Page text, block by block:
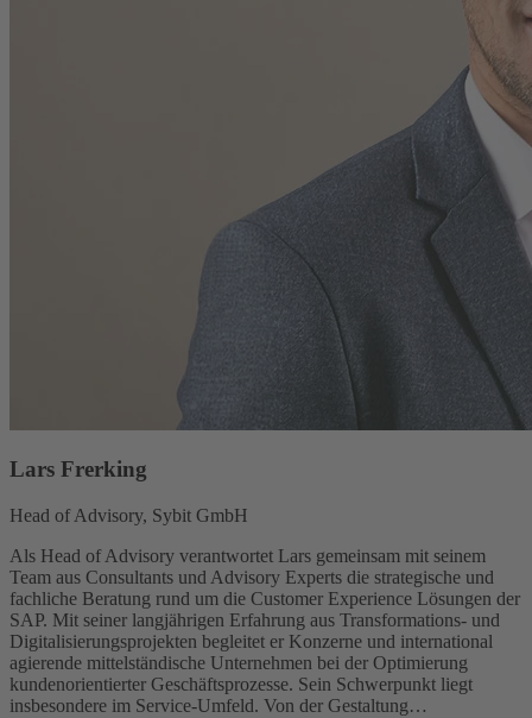
Lars Frerking
Head of Advisory, Sybit GmbH
Als Head of Advisory verantwortet Lars gemeinsam mit seinem
Team aus Consultants und Advisory Experts die strategische und
fachliche Beratung rund um die Customer Experience Lösungen der
SAP. Mit seiner langjährigen Erfahrung aus Transformations- und
Digitalisierungsprojekten begleitet er Konzerne und international
agierende mittelständische Unternehmen bei der Optimierung
kundenorientierter Geschäftsprozesse. Sein Schwerpunkt liegt
insbesondere im Service-Umfeld. Von der Gestaltung…